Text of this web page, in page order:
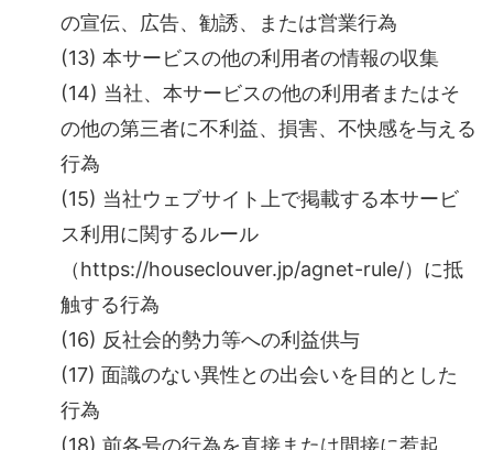
の宣伝、広告、勧誘、または営業行為
(13) 本サービスの他の利用者の情報の収集
(14) 当社、本サービスの他の利用者またはそ
の他の第三者に不利益、損害、不快感を与える
行為
(15) 当社ウェブサイト上で掲載する本サービ
ス利用に関するルール
（https://houseclouver.jp/agnet-rule/）に抵
触する行為
(16) 反社会的勢力等への利益供与
(17) 面識のない異性との出会いを目的とした
行為
(18) 前各号の行為を直接または間接に惹起